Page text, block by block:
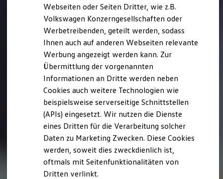
Volkswagen Kollektion
R-Kollektion
GTI Kollektion
Fußball Drop
we drive football
#wedriveproud
Besitzer und Service
myVolkswagen
Software Updates
Service und Ersatzteile
Inspektion und HU/AU
Reparaturen und Checks
Motorenöl und Flüssigkeiten
Räder und Reifen
Pannen- und Unfallhilfe
Economy Service
Volkswagen Teile
Zubehör
Modellspezifisches Zubehör
Webseiten oder Seiten Dritter, wie z.B.
Volkswagen Konzerngesellschaften oder
Werbetreibenden, geteilt werden, sodass
Ihnen auch auf anderen Webseiten relevante
Werbung angezeigt werden kann. Zur
Übermittlung der vorgenannten
Informationen an Dritte werden neben
Cookies auch weitere Technologien wie
beispielsweise serverseitige Schnittstellen
(APIs) eingesetzt. Wir nutzen die Dienste
eines Dritten für die Verarbeitung solcher
Daten zu Marketing Zwecken. Diese Cookies
werden, soweit dies zweckdienlich ist,
oftmals mit Seitenfunktionalitäten von
Dritten verlinkt.